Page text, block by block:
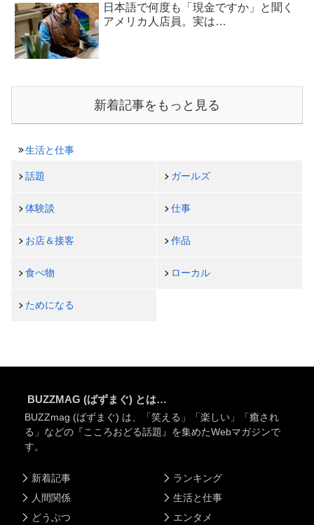
日本語で何度も「現金ですか」と聞く
アメリカ人店員。実は…
新着記事をもっと見る
生活と仕事
話題 ガールズ
体験談 仕事
お店＆接客 作品
食べ物 ローカル
ためになる
BUZZMAG (ばずまぐ) とは…
BUZZmag (ばずまぐ) は、「笑える」「楽しい」「癒され
る」などの『こころおどる話題』を集めたWebマガジンで
す。
新着記事
人間関係
どうぶつ
ランキング
生活と仕事
エンタメ